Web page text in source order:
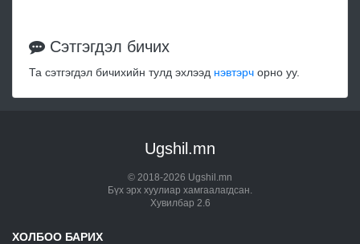
Сэтгэгдэл бичих
Та сэтгэгдэл бичихийн тулд эхлээд нэвтэрч орно уу.
Ugshil.mn
© 2018-2026 Ugshil.mn
Бүх эрх хуулиар хамгаалагдсан.
Хувилбар 2.6
ХОЛБОО БАРИХ